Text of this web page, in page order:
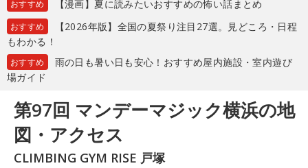
おすすめ 【漫画】夏に読みたいおすすめの怖い話まとめ
おすすめ
【2026年版】全国の夏祭り注目27選。見どころ・日程
もわかる！
おすすめ
雨の日も暑い日も安心！おすすめ屋内施設・室内遊び
場ガイド
第97回 マンデーマジック横浜の地
図・アクセス
CLIMBING GYM RISE 戸塚